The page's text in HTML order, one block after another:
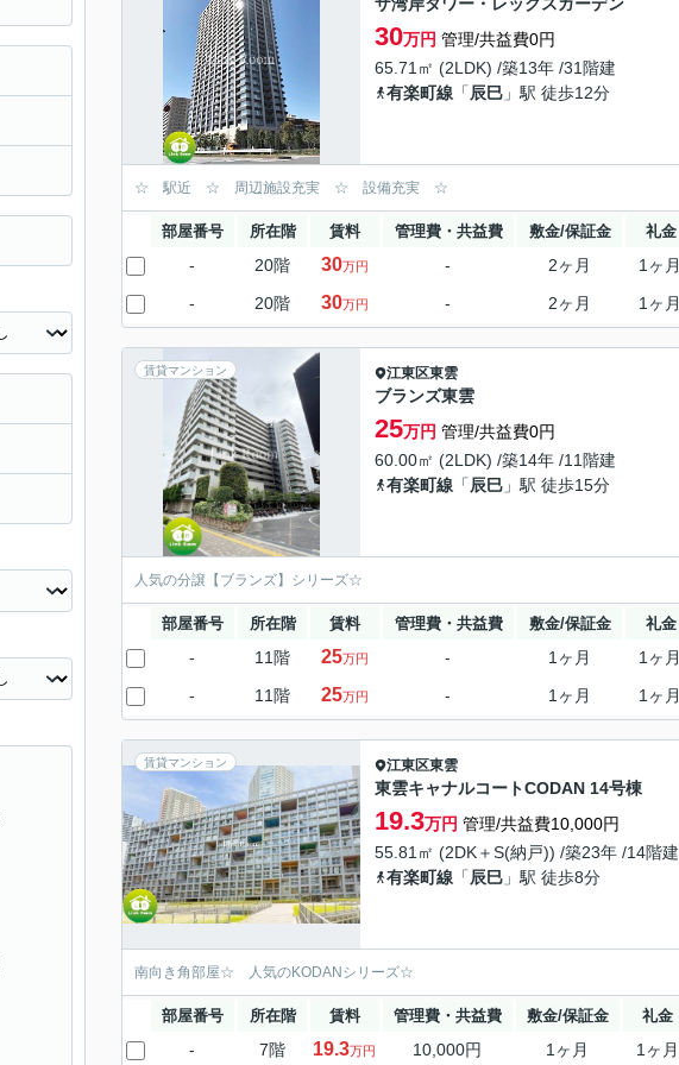
30万円 管理/共益費0円
65.71㎡ (2LDK) /築13年 /31階建
有楽町線 「辰巳 」駅 徒歩12分
☆ 駅近 ☆ 周辺施設充実 ☆ 設備充実 ☆
部屋番号 所在階 賃料 管理費・共益費 敷金/保証金 礼金
- 20階 30万円 - 2ヶ月 1ヶ月
- 20階 30万円 - 2ヶ月 1ヶ月
賃貸マンション 江東区東雲
ブランズ東雲
25万円 管理/共益費0円
60.00㎡ (2LDK) /築14年 /11階建
有楽町線 「辰巳 」駅 徒歩15分
人気の分譲【ブランズ】シリーズ☆
部屋番号 所在階 賃料 管理費・共益費 敷金/保証金 礼金
- 11階 25万円 - 1ヶ月 1ヶ月
- 11階 25万円 - 1ヶ月 1ヶ月
賃貸マンション 江東区東雲
東雲キャナルコートCODAN 14号棟
19.3万円 管理/共益費10,000円
55.81㎡ (2DK＋S(納戸)) /築23年 /14階建
有楽町線 「辰巳 」駅 徒歩8分
南向き角部屋☆ 人気のKODANシリーズ☆
部屋番号 所在階 賃料 管理費・共益費 敷金/保証金 礼金
- 7階 19.3万円 10,000円 1ヶ月 1ヶ月